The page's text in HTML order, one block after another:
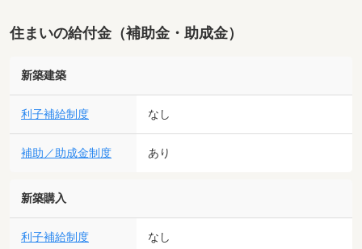
住まいの給付金（補助金・助成金）
新築建築
利子補給制度 なし
補助／助成金制度 あり
新築購入
利子補給制度 なし